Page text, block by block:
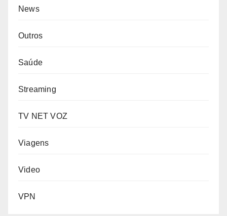
News
Outros
Saúde
Streaming
TV NET VOZ
Viagens
Video
VPN